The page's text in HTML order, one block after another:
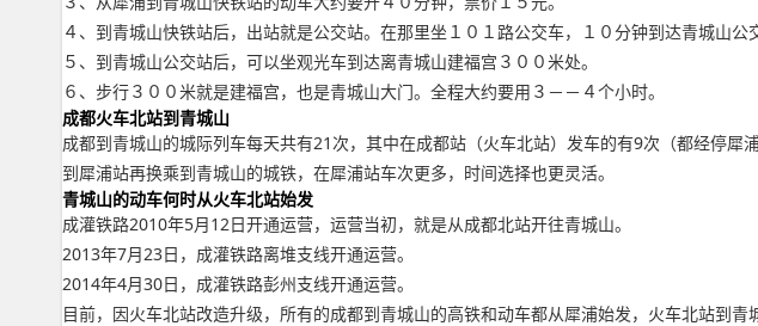
４、到青城山快铁站后，出站就是公交站。在那里坐１０１路公交车，１０分钟到达青城山公
５、到青城山公交站后，可以坐观光车到达离青城山建福宫３００米处。
６、步行３００米就是建福宫，也是青城山大门。全程大约要用３－－４个小时。
成都火车北站到青城山
成都到青城山的城际列车每天共有21次，其中在成都站（火车北站）发车的有9次（都经停
到犀浦站再换乘到青城山的城铁，在犀浦站车次更多，时间选择也更灵活。
青城山的动车何时从火车北站始发
成灌铁路2010年5月12日开通运营，运营当初，就是从成都北站开往青城山。
2013年7月23日，成灌铁路离堆支线开通运营。
2014年4月30日，成灌铁路彭州支线开通运营。
目前，因火车北站改造升级，所有的成都到青城山的高铁和动车都从犀浦始发，火车北站到青